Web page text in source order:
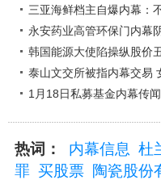
三亚海鲜档主自爆内幕：
永安药业高管环保门内幕
韩国能源大使陷操纵股价
泰山文交所被指内幕交易
1月18日私募基金内幕传
热词： 内幕信息 杜
罪 买股票 陶瓷股份